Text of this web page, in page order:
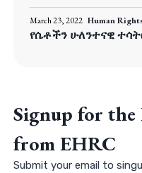
March 23, 2022 Human
የሴቶችን ሁለንተናዊ
Signup for the
from EHRC
Submit your email to